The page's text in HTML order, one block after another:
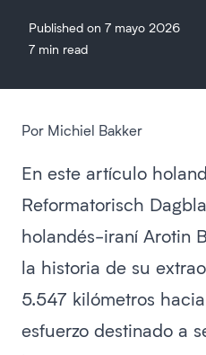
Published on 7 mayo 2026
7 min read
Por Michiel Bakker
En este artículo
Reformatorisch
holandés-iraní Arotin
la historia de su
5.547 kilómetros
esfuerzo destinado a